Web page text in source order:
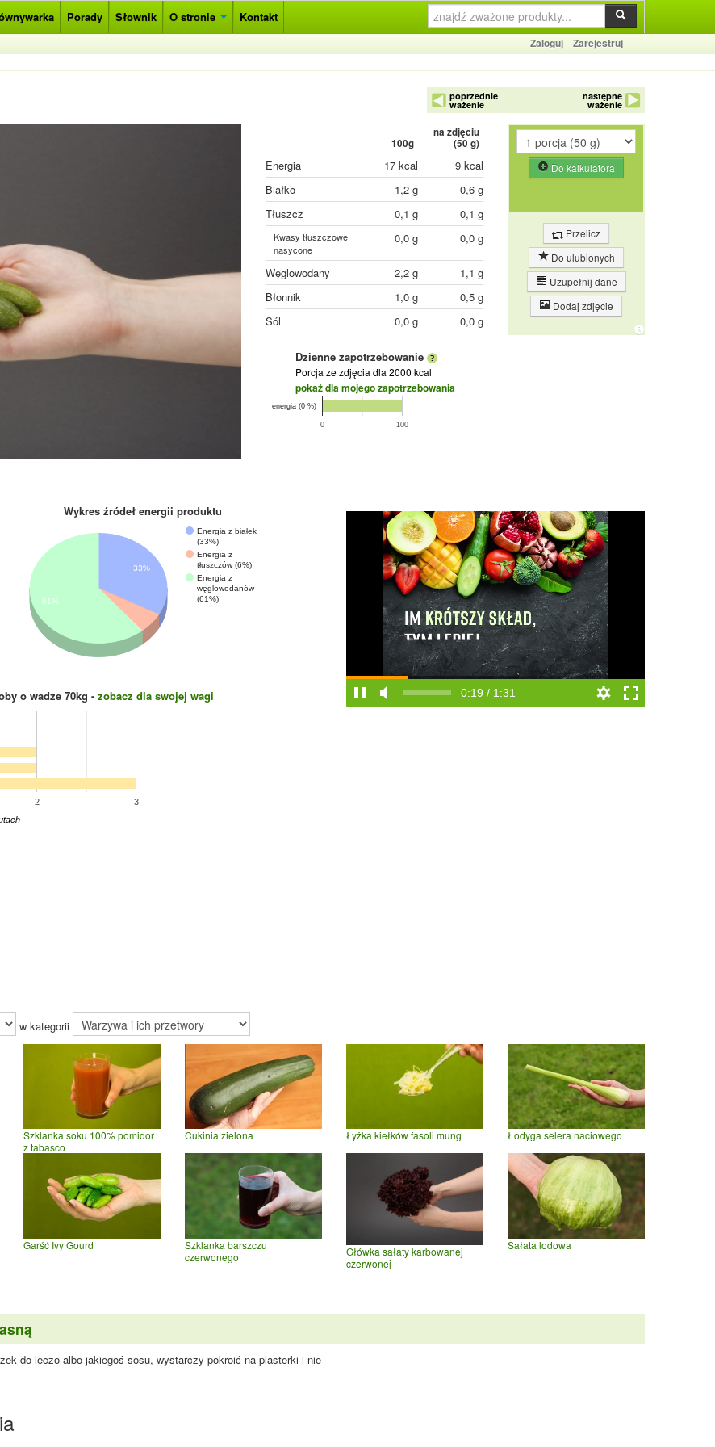
Porady Słownik O stronie Kontakt
Zaloguj
Zarejestruj
poprzednie
ważenie
następne
ważenie
100g
na zdjęciu
(50 g)
Energia 17 kcal
9 kcal
Białko
1,2 g
0,6 g
Tłuszcz
0,1 g 0,1 g
Kwasy tłuszczowe
nasycone
0,0 g 0,0 g
Węglowodany 2,2 g
1,1 g
Błonnik
1,0 g
0,5 g
Sól
0,0 g 0,0 g
Dzienne zapotrzebowanie
Porcja ze zdjęcia dla 2000 kcal
pokaż dla mojego zapotrzebowania
0 100
energia (0 %)
Do kalkulatora
Przelicz
Do ulubionych
Uzupełnij dane
Dodaj zdjęcie
Wykres źródeł energii produktu
Energia z białek
(33%)
Energia z
tłuszczów (6%)
Energia z
węglowodanów
(61%)
33%
61%
o wadze 70kg - zobacz dla swojej wagi
2 3
0:19 / 1:31
w kategorii
Szklanka soku 100% pomidor
z tabasco
Cukinia zielona Łyżka kiełków fasoli mung Łodyga selera naciowego
Garść Ivy Gourd
Szklanka barszczu
czerwonego
Główka sałaty karbowanej
czerwonej
Sałata lodowa
do leczo albo jakiegoś sosu, wystarczy pokroić na plasterki i nie